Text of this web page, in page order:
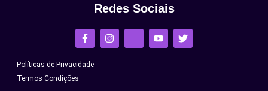
Redes Sociais
Políticas de Privacidade
Termos Condições